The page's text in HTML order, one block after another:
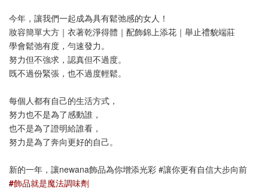
今年，讓我們一起成為具有鬆弛感的女人！
妝容簡單大方｜衣著乾淨得體｜配飾錦上添花｜舉止禮貌端莊
學會鬆弛有度，勻速發力。
努力但不強求，認真但不過度。
既不過份緊張，也不過度輕鬆。
每個人都有自己的生活方式，
努力也不是為了感動誰，
也不是為了證明給誰看，
努力是為了奔向更好的自己。
新的一年，讓newana飾品為你增添光彩 #讓你更有自信大步向前
#飾品就是魔法調味劑